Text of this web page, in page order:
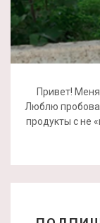
Привет!
Люблю
продукты с не